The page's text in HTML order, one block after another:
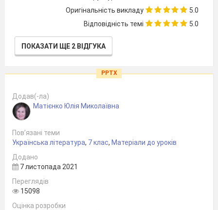
Оригінальність викладу
5.0
Відповідність темі
5.0
ПОКАЗАТИ ЩЕ 2 ВІДГУКА
PPTX
Додав(-ла)
Матієнко Юлія Миколаївна
Пов’язані теми
Українська література, 7 клас, Матеріали до уроків
Додано
7 листопада 2021
Переглядів
15098
Оцінка розробки